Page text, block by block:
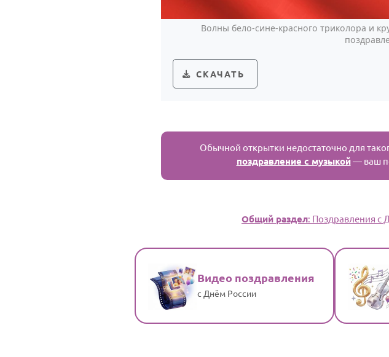
Волны бело-сине-красного триколора и
СКАЧАТЬ
Обычной открытки недостаточно для
поздравление с музыкой— ваш
Общий раздел: Поздравления с
Видео поздравления
с Днём России